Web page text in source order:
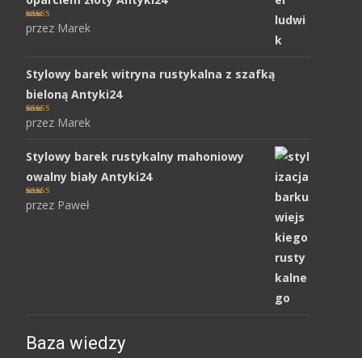
Oceniony 5
na 5.
przez Marek
Stylowy barek witryna rustykalna z szafką
bieloną Antyki24
Oceniony 5
na 5.
przez Marek
Stylowy barek rustykalny mahoniowy
owalny biały Antyki24
Oceniony 5
na 5.
przez Paweł
Baza wiedzy